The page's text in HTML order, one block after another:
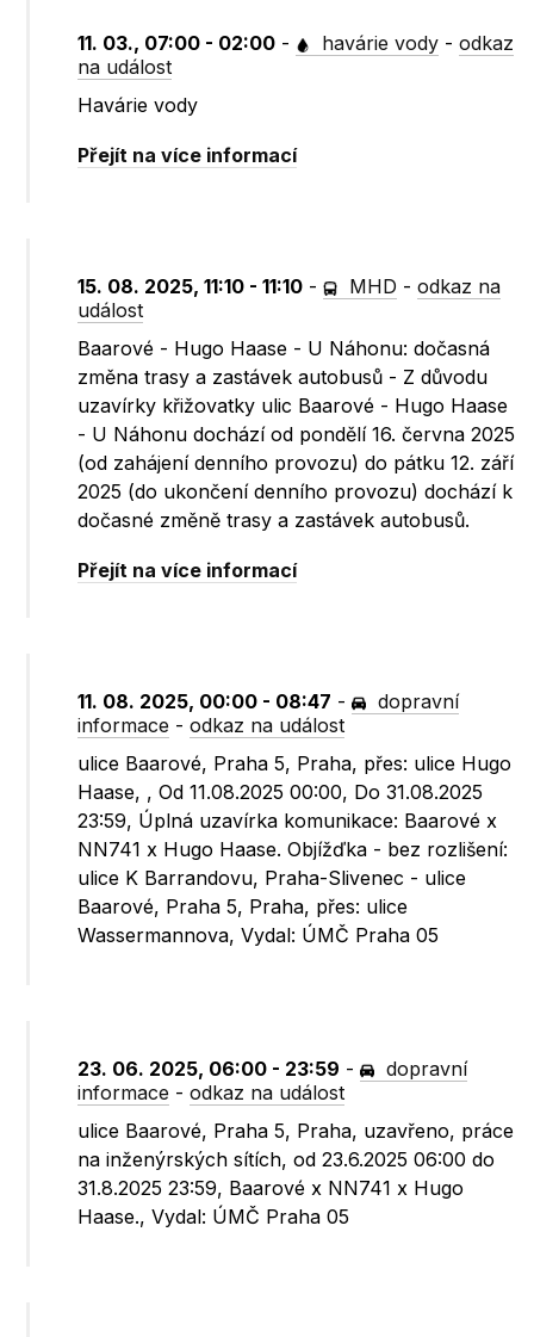
11. 03., 07:00 - 02:00 - havárie vody -odkaz
na událost
Havárie vody
Přejít na více informací
15. 08. 2025, 11:10 - 11:10 - MHD -odkaz na
událost
Baarové - Hugo Haase - U Náhonu: dočasná
změna trasy a zastávek autobusů - Z důvodu
uzavírky křižovatky ulic Baarové - Hugo Haase
- U Náhonu dochází od pondělí 16. června 2025
(od zahájení denního provozu) do pátku 12. září
2025 (do ukončení denního provozu) dochází k
dočasné změně trasy a zastávek autobusů.
Přejít na více informací
11. 08. 2025, 00:00 - 08:47 -
dopravní
informace -odkaz na událost
ulice Baarové, Praha 5, Praha, přes: ulice Hugo
Haase, , Od 11.08.2025 00:00, Do 31.08.2025
23:59, Úplná uzavírka komunikace: Baarové x
NN741 x Hugo Haase. Objížďka - bez rozlišení:
ulice K Barrandovu, Praha-Slivenec - ulice
Baarové, Praha 5, Praha, přes: ulice
Wassermannova, Vydal: ÚMČ Praha 05
23. 06. 2025, 06:00 - 23:59 -
dopravní
informace -odkaz na událost
ulice Baarové, Praha 5, Praha, uzavřeno, práce
na inženýrských sítích, od 23.6.2025 06:00 do
31.8.2025 23:59, Baarové x NN741 x Hugo
Haase., Vydal: ÚMČ Praha 05